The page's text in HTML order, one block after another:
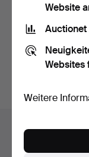
Suche
Archiv
suchen.
Navigation
Hilfe und Kontakt
Kontakt mit dem
Website
Auctionet
Websites
Weitere